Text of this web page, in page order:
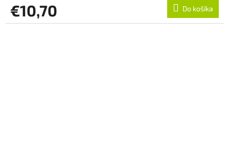
€10,70 Do košíka